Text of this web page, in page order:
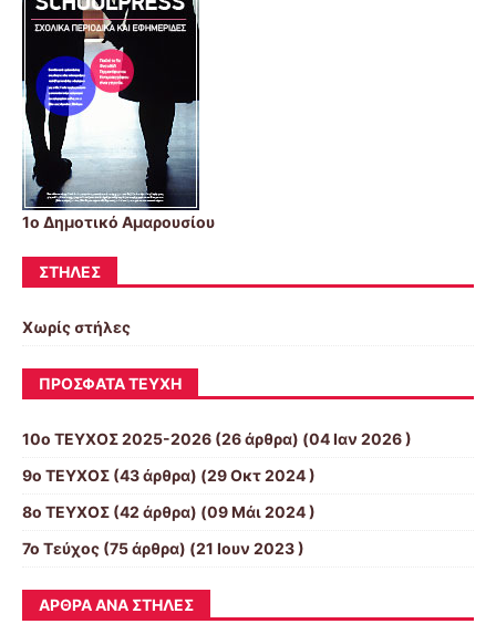
1ο Δημοτικό Αμαρουσίου
ΣΤΉΛΕΣ
Χωρίς στήλες
ΠΡΌΣΦΑΤΑ ΤΕΎΧΗ
10o ΤΕΥΧΟΣ 2025-2026 (26 άρθρα) (04 Ιαν 2026 )
9ο ΤΕΥΧΟΣ (43 άρθρα) (29 Οκτ 2024 )
8ο ΤΕΥΧΟΣ (42 άρθρα) (09 Μάι 2024 )
7ο Τεύχος (75 άρθρα) (21 Ιουν 2023 )
ΆΡΘΡΑ ΑΝΆ ΣΤΉΛΕΣ